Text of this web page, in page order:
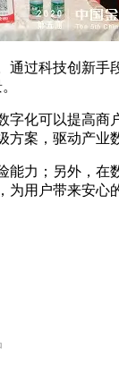
过科技创新
化可以提高
案，驱动产业
力；另外，
用户带来安心